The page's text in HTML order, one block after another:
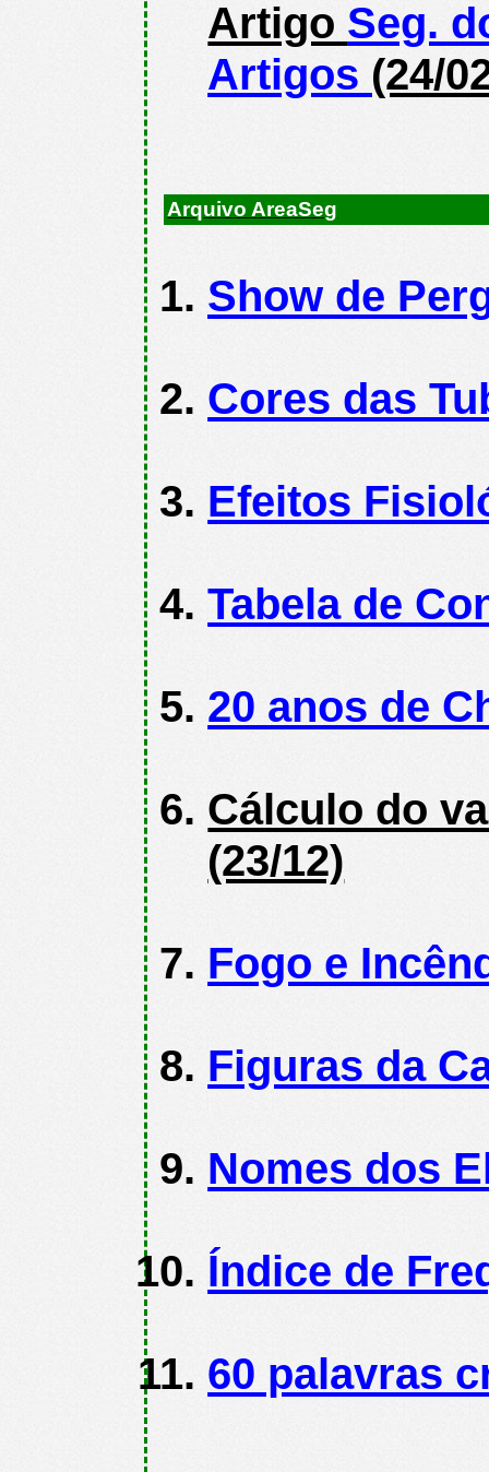
Artigo Seg.
Artigos (24/
Arquivo AreaSeg
Show de
Cores das
Efeitos
Tabela de
20 anos de
Cálculo do
(23/12)
Fogo e
Figuras da
Nomes dos
Índice de
60 palavras